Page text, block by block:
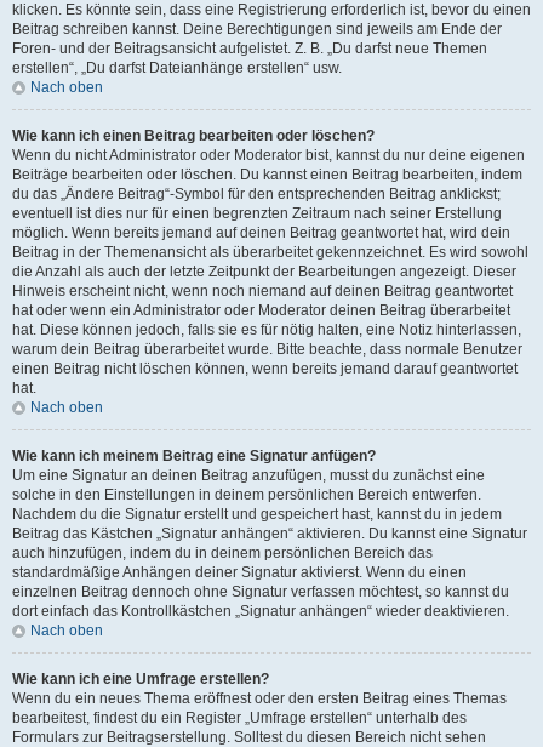
klicken. Es könnte sein, dass eine Registrierung erforderlich ist, bevor du einen
Beitrag schreiben kannst. Deine Berechtigungen sind jeweils am Ende der
Foren- und der Beitragsansicht aufgelistet. Z. B. „Du darfst neue Themen
erstellen“, „Du darfst Dateianhänge erstellen“ usw.
Nach oben
Wie kann ich einen Beitrag bearbeiten oder löschen?
Wenn du nicht Administrator oder Moderator bist, kannst du nur deine eigenen
Beiträge bearbeiten oder löschen. Du kannst einen Beitrag bearbeiten, indem
du das „Ändere Beitrag“-Symbol für den entsprechenden Beitrag anklickst;
eventuell ist dies nur für einen begrenzten Zeitraum nach seiner Erstellung
möglich. Wenn bereits jemand auf deinen Beitrag geantwortet hat, wird dein
Beitrag in der Themenansicht als überarbeitet gekennzeichnet. Es wird sowohl
die Anzahl als auch der letzte Zeitpunkt der Bearbeitungen angezeigt. Dieser
Hinweis erscheint nicht, wenn noch niemand auf deinen Beitrag geantwortet
hat oder wenn ein Administrator oder Moderator deinen Beitrag überarbeitet
hat. Diese können jedoch, falls sie es für nötig halten, eine Notiz hinterlassen,
warum dein Beitrag überarbeitet wurde. Bitte beachte, dass normale Benutzer
einen Beitrag nicht löschen können, wenn bereits jemand darauf geantwortet
hat.
Nach oben
Wie kann ich meinem Beitrag eine Signatur anfügen?
Um eine Signatur an deinen Beitrag anzufügen, musst du zunächst eine
solche in den Einstellungen in deinem persönlichen Bereich entwerfen.
Nachdem du die Signatur erstellt und gespeichert hast, kannst du in jedem
Beitrag das Kästchen „Signatur anhängen“ aktivieren. Du kannst eine Signatur
auch hinzufügen, indem du in deinem persönlichen Bereich das
standardmäßige Anhängen deiner Signatur aktivierst. Wenn du einen
einzelnen Beitrag dennoch ohne Signatur verfassen möchtest, so kannst du
dort einfach das Kontrollkästchen „Signatur anhängen“ wieder deaktivieren.
Nach oben
Wie kann ich eine Umfrage erstellen?
Wenn du ein neues Thema eröffnest oder den ersten Beitrag eines Themas
bearbeitest, findest du ein Register „Umfrage erstellen“ unterhalb des
Formulars zur Beitragserstellung. Solltest du diesen Bereich nicht sehen